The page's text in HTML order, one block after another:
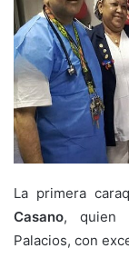
La primera
Casano, quien
Palacios, con